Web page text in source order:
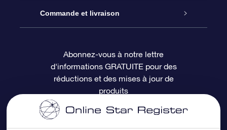
Nous contacter
Questions fréquemment posées
Revues
Coffret cadeau OSR
Carte cadeau OSR
Registre des étoiles
Page d’accueil personnalisée
Un million d’étoiles
Écran de veille OSR
Commande et livraison
Informations de paiement
Informations d’expédition
Politique de retour
Abonnez-vous à notre lettre
d'informations GRATUITE pour des
réductions et des mises à jour de
produits